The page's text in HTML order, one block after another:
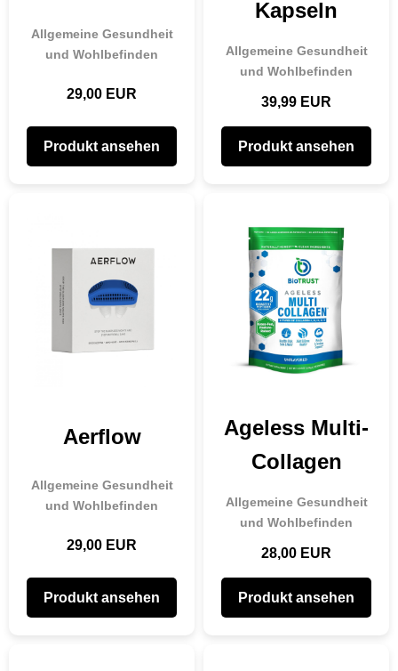
Allgemeine Gesundheit
und Wohlbefinden
29,00 EUR
Produkt ansehen
Kapseln
Allgemeine Gesundheit
und Wohlbefinden
39,99 EUR
Produkt ansehen
Aerflow
Allgemeine Gesundheit
und Wohlbefinden
29,00 EUR
Produkt ansehen
Ageless Multi-
Collagen
Allgemeine Gesundheit
und Wohlbefinden
28,00 EUR
Produkt ansehen